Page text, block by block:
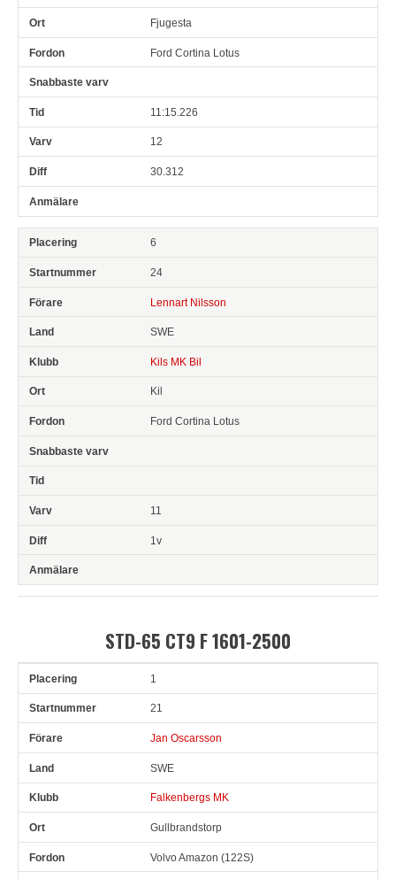
Fjugesta
Ford Cortina Lotus
11:15.226
12
30.312
6
24
Lennart Nilsson
SWE
Kils MK Bil
Kil
Ford Cortina Lotus
11
1v
STD-65 CT9 F 1601-2500
Pl Snr 1
21
Jan Oscarsson
SWE
Falkenbergs MK
Gullbrandstorp
Volvo Amazon (122S)